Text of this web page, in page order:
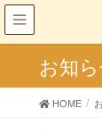
お知
HOME